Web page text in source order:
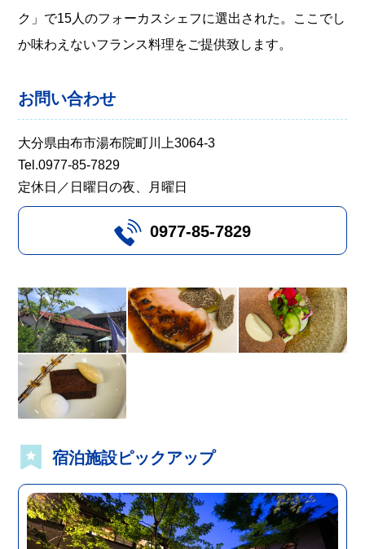
ク」で15人のフォーカスシェフに選出された。ここでし
か味わえないフランス料理をご提供致します。
お問い合わせ
大分県由布市湯布院町川上3064-3
Tel.0977-85-7829
定休日／日曜日の夜、月曜日
0977-85-7829
宿泊施設ピックアップ